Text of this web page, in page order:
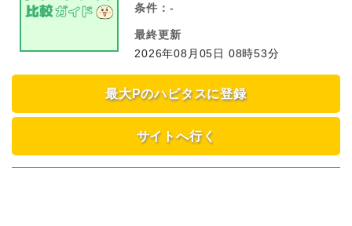
条件： -
最終更新
2026年08月05日 08時53分
最大Pのハピタスに登録
サイトへ行く